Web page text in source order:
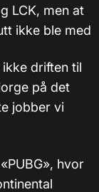
LCK, men at
ikke ble med
driften til
på det
jobber vi
hvor